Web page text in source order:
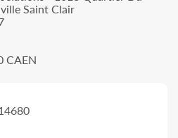
Saint Clair
CAEN